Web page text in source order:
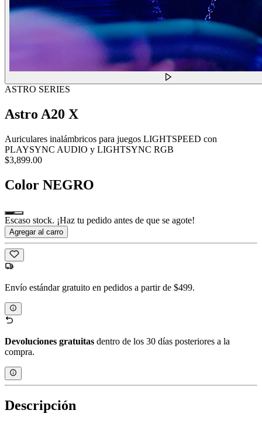
ASTRO SERIES
Astro A20 X
Auriculares inalámbricos para juegos LIGHTSPEED con
PLAYSYNC AUDIO y LIGHTSYNC RGB
$3,899.00
Color NEGRO
Escaso stock. ¡Haz tu pedido antes de que se agote!
Agregar al carro
Envío estándar gratuito en pedidos a partir de $499.
Devoluciones gratuitas dentro de los 30 días posteriores a la
compra.
Descripción